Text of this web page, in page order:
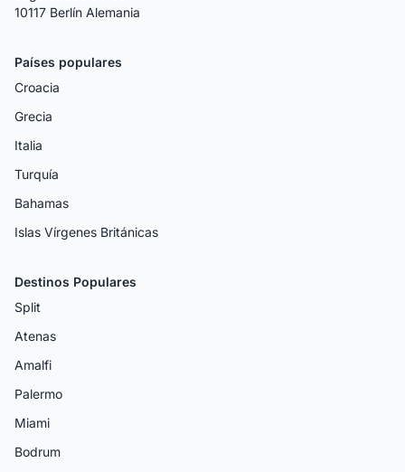
10117 Berlín Alemania
Países populares
Croacia
Grecia
Italia
Turquía
Bahamas
Islas Vírgenes Británicas
Destinos Populares
Split
Atenas
Amalfi
Palermo
Miami
Bodrum